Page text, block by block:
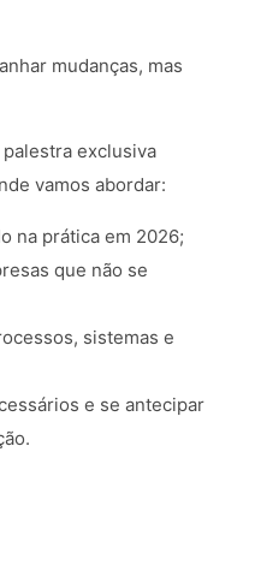
mudanças, mas
exclusiva
vamos abordar:
na prática em 2026;
que não se
sistemas e
e se antecipar